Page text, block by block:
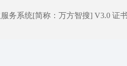
务系统[简称：万方智搜] V3.0 证